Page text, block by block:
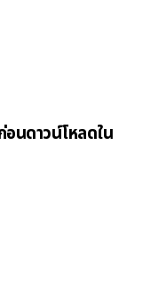
นดาวน์โหลดใน